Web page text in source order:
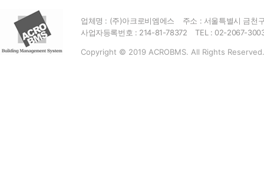
업체명 : (주)아크로비엠에스
주소 : 서울특별시 금천
사업자등록번호 : 214-81-78372
TEL : 02-2067-
Copyright © 2019 ACROBMS. All Rights Reserved.